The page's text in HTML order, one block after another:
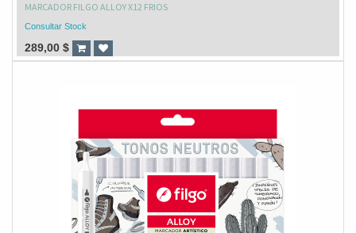
MARCADOR FILGO ALLOY X12 FRIOS
Consultar Stock
289,00 $